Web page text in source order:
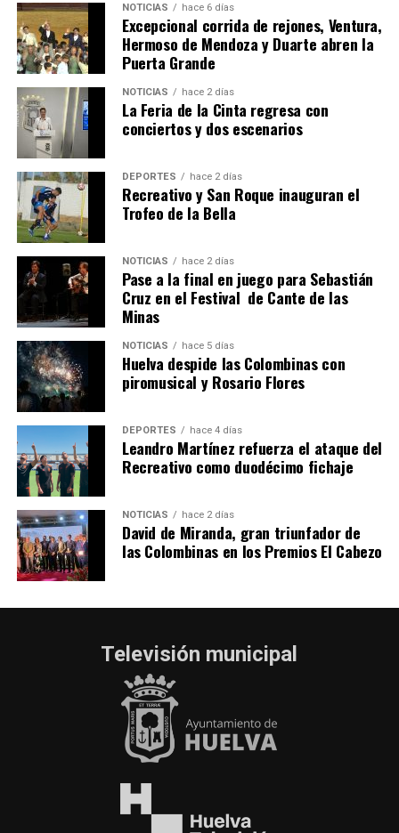
6º DÍA DE LAS FIESTAS COLOMBINAS 2026
hace 5 días Huelvatv
QUINTA CORRIDA DE LAS FIESTAS COLOMBINAS
2026
hace 6 días· Huelvatv
NOTICIAS hace 6 días
Excepcional corrida de rejones, Ventura,
Hermoso de Mendoza y Duarte abren la
Puerta Grande
NOTICIAS hace 2 días
La Feria de la Cinta regresa con
conciertos y dos escenarios
DEPORTES hace 2 días
Recreativo y San Roque inauguran el
Trofeo de la Bella
NOTICIAS hace 2 días
Pase a la final en juego para Sebastián
Cruz en el Festival de Cante de las
Minas
NOTICIAS hace 5 días
Huelva despide las Colombinas con
piromusical y Rosario Flores
DEPORTES hace 4 días
Leandro Martínez refuerza el ataque del
Recreativo como duodécimo fichaje
NOTICIAS hace 2 días
David de Miranda, gran triunfador de
las Colombinas en los Premios El Cabezo
Televisión municipal